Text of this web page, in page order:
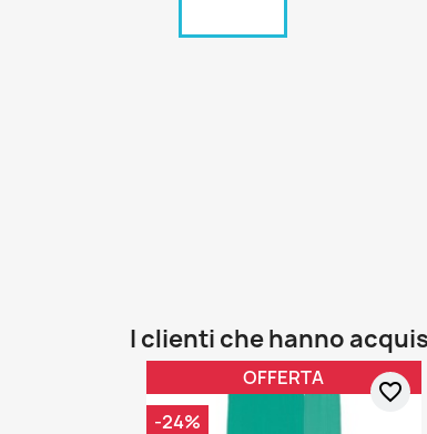
I clienti che hanno
OFFERTA
-24%
favorite_border